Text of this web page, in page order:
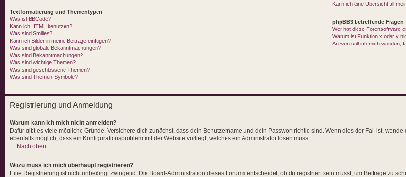
Textformatierung und Thementypen
Was ist BBCode?
Kann ich HTML benutzen?
Was sind Smilies?
Kann ich Bilder in meine Beiträge einfügen?
Was sind globale Bekanntmachungen?
Was sind Bekanntmachungen?
Was sind wichtige Themen?
Was sind geschlossene Themen?
Was sind Themen-Symbole?
Kann ich eine Übersicht all
phpBB3 betreffende Fragen
Wer hat diese Forensoftware
Warum ist Funktion x oder y
An wen soll ich mich wenden,
Registrierung und Anmeldung
Warum kann ich mich nicht anmelden?
Dafür gibt es viele mögliche Gründe. Versichere dich zunächst, dass dein Benutzername und dein Passwort richtig sind. Wenn dies der Fall ist,
ebenfalls möglich, dass ein Konfigurationsproblem mit der Website vorliegt, welches ein Administrator lösen muss.
Nach oben
Wozu muss ich mich überhaupt registrieren?
Eine Registrierung ist nicht unbedingt zwingend. Die Board-Administration dieses Forums entscheidet, ob du registriert sein musst, um Beiträge zu